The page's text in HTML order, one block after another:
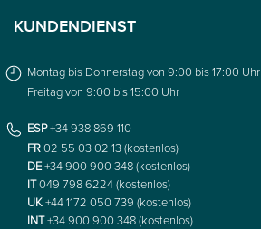
KUNDENDIENST
Montag bis Donnerstag von 9:00 bis 17:00 Uhr
Freitag von 9:00 bis 15:00 Uhr
ESP+34 938 869 110
FR02 55 03 02 13 (kostenlos)
DE+34 900 900 348 (kostenlos)
IT049 798 6224 (kostenlos)
UK+44 1172 050 739 (kostenlos)
INT+34 900 900 348 (kostenlos)